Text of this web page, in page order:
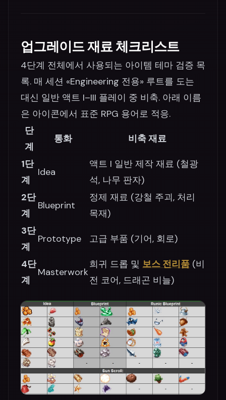
업그레이드 재료 체크리스트
4단계 전체에서 사용되는 아이템 테마 검증 목
록. 매 세션 «Engineering 전용» 루트를 도는
대신 일반 액트 I–III 플레이 중 비축. 아래 이름
은 아이콘에서 표준 RPG 용어로 적응.
단
계
통화 비축 재료
1단
계
Idea
액트 I 일반 제작 재료 (철광
석, 나무 판자)
2단
계
Blueprint
정제 재료 (강철 주괴, 처리
목재)
3단
계
Prototype 고급 부품 (기어, 회로)
4단
계
Masterwork
희귀 드롭 및 보스 전리품 (비
전 코어, 드래곤 비늘)